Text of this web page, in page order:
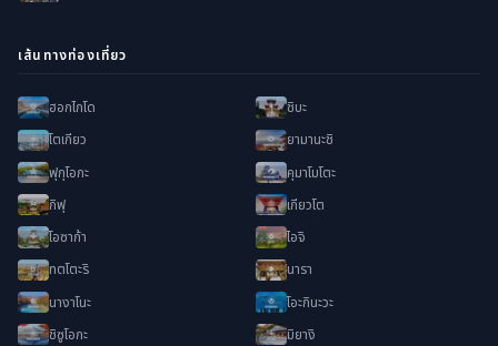
เส้นทางท่องเที่ยว
ฮอกไกโด
ชิบะ
โตเกียว
ยามานะชิ
ฟุกุโอกะ
คุมาโมโตะ
กิฟุ
เกียวโต
โอซาก้า
ไอจิ
ทตโตะริ
นารา
นางาโนะ
โอะกินะวะ
ชิซูโอกะ
มิยางิ